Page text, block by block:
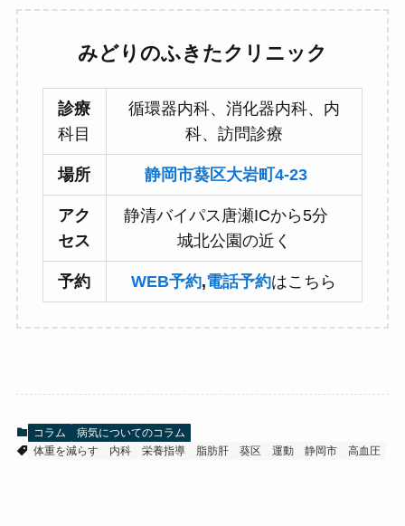
みどりのふきたクリニック
診療
科目
循環器内科、消化器内科、内
科、訪問診療
場所 静岡市葵区大岩町4-23
アク
セス
静清バイパス唐瀬ICから5分
城北公園の近く
予約 WEB予約,電話予約はこちら
コラム
病気についてのコラム
体重を減らす
内科 栄養指導 脂肪肝 葵区 運動 静岡市 高血圧